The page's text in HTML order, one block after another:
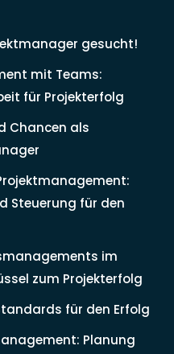
gesucht!
mit Teams:
für Projekterfolg
Chancen als
Steuerung für den
im
zum Projekterfolg
für den Erfolg
Planung